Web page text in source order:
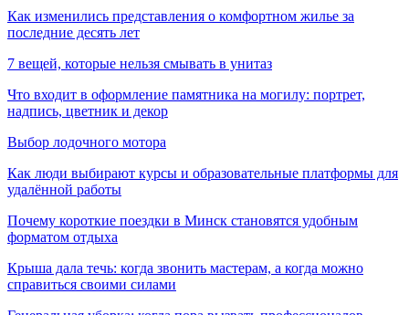
Как изменились представления о комфортном жилье за
последние десять лет
7 вещей, которые нельзя смывать в унитаз
Что входит в оформление памятника на могилу: портрет,
надпись, цветник и декор
Выбор лодочного мотора
Как люди выбирают курсы и образовательные платформы для
удалённой работы
Почему короткие поездки в Минск становятся удобным
форматом отдыха
Крыша дала течь: когда звонить мастерам, а когда можно
справиться своими силами